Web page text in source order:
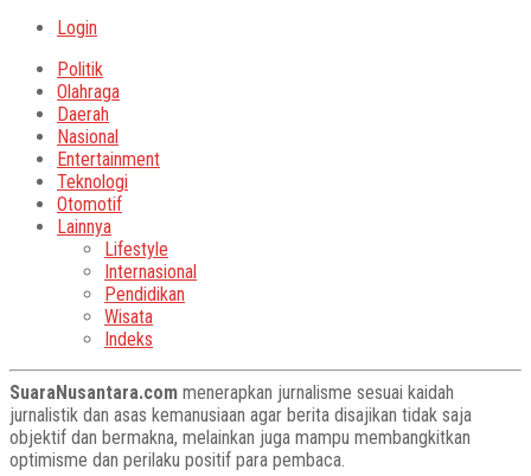
Login
Politik
Olahraga
Daerah
Nasional
Entertainment
Teknologi
Otomotif
Lainnya
Lifestyle
Internasional
Pendidikan
Wisata
Indeks
SuaraNusantara.com menerapkan jurnalisme sesuai kaidah
jurnalistik dan asas kemanusiaan agar berita disajikan tidak saja
objektif dan bermakna, melainkan juga mampu membangkitkan
optimisme dan perilaku positif para pembaca.